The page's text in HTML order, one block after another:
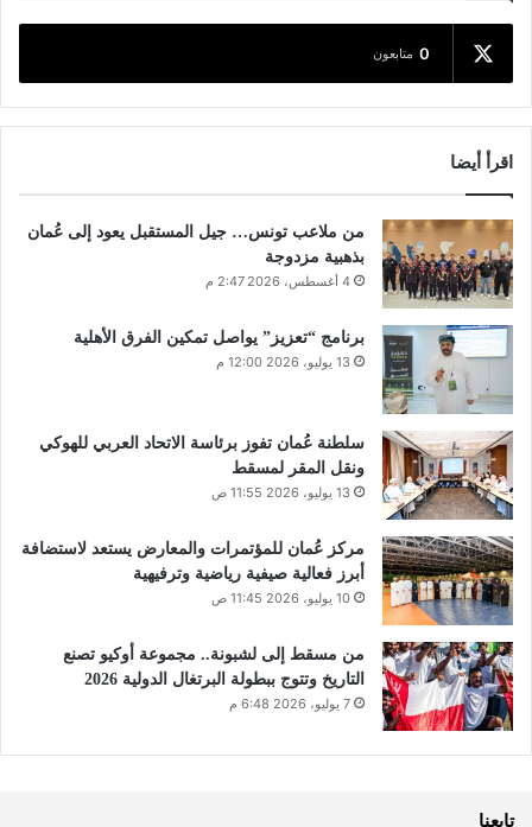
0 متابعون
اقرأ أيضا
من ملاعب تونس… جيل المستقبل يعود إلى عُمان
بذهبية مزدوجة
4 أغسطس، 2026 2:47 م
برنامج “تعزيز” يواصل تمكين الفرق الأهلية
13 يوليو، 2026 12:00 م
سلطنة عُمان تفوز برئاسة الاتحاد العربي للهوكي
ونقل المقر لمسقط
13 يوليو، 2026 11:55 ص
مركز عُمان للمؤتمرات والمعارض يستعد لاستضافة
أبرز فعالية صيفية رياضية وترفيهية
10 يوليو، 2026 11:45 ص
من مسقط إلى لشبونة.. مجموعة أوكيو تصنع
التاريخ وتتوج ببطولة البرتغال الدولية 2026
7 يوليو، 2026 6:48 م
تابعنا